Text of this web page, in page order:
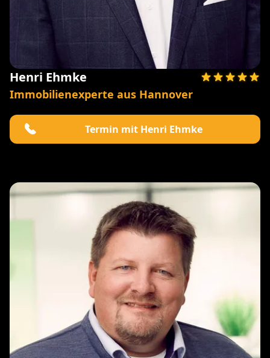
Henri Ehmke
Immobilienexperte aus Hannover
Termin mit Henri Ehmke